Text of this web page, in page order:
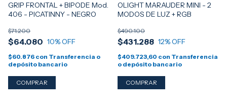
GRIP FRONTAL + BIPODE Mod.
406 - PICATINNY - NEGRO
$64.080
$71.200
10% OFF
$60.876 con Transferencia o
depósito bancario
OLIGHT MARAUDER MINI - 2
MODOS DE LUZ + RGB
$431.288
$490.100
12% OFF
$409.723,60 con Transferencia
o depósito bancario